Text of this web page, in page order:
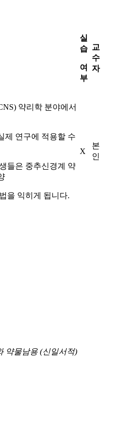
실
습
여
부
교
수
자
약리학 분야에서
제 연구에 적용할 수
들은 중추신경계 약
을 익히게 됩니다.
X
본
인
약물남용 (신일서적)